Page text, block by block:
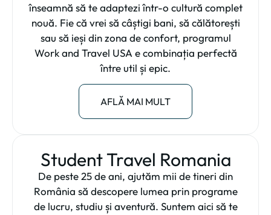
înseamnă să te adaptezi într-o cultură complet
nouă. Fie că vrei să câștigi bani, să călătorești
sau să ieși din zona de confort, programul
Work and Travel USA e combinația perfectă
între util și epic.
AFLĂ MAI MULT
Student Travel Romania
De peste 25 de ani, ajutăm mii de tineri din
România să descopere lumea prin programe
de lucru, studiu și aventură. Suntem aici să te